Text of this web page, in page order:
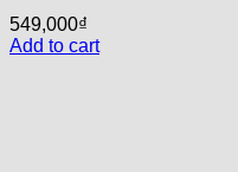
549,000₫
Add to cart